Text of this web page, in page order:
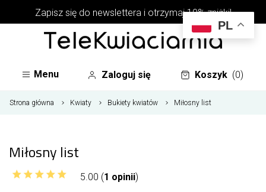
Zapisz się do newslettera i otrzymaj 10% zniżki!
Menu Zaloguj się Koszyk (0)
Strona główna Kwiaty Bukiety kwiatów Miłosny list
Miłosny list
5.00 (1 opinii)
PL